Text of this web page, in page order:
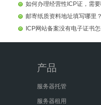
如何办理经营性ICP证，需
邮寄纸质资料地址填写哪里
ICP网站备案没有电子证书
产品
服务器托管
服务器租用